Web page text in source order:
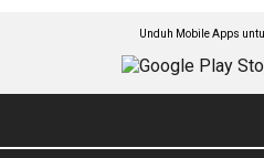
Unduh Mobile Apps